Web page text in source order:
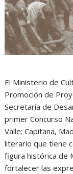
El Ministerio de
Promoción de
Secretaría de
primer Concurso
Valle: Capitana,
literario que tiene
figura histórica de
fortalecer las